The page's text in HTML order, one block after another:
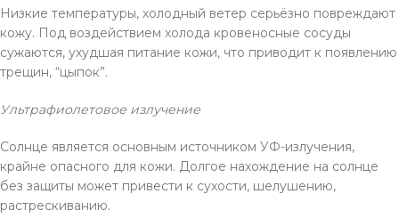
Низкие температуры, холодный ветер серьёзно повреждают
кожу. Под воздействием холода кровеносные сосуды
сужаются, ухудшая питание кожи, что приводит к появлению
трещин, “цыпок”.
Ультрафиолетовое излучение
Солнце является основным источником УФ-излучения,
крайне опасного для кожи. Долгое нахождение на солнце
без защиты может привести к сухости, шелушению,
растрескиванию.